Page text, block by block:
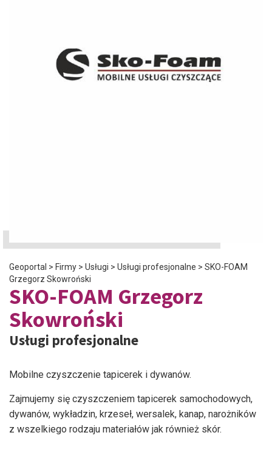
Geoportal > Firmy > Usługi > Usługi profesjonalne > SKO-FOAM
Grzegorz Skowroński
SKO-FOAM Grzegorz
Skowroński
Usługi profesjonalne
Mobilne czyszczenie tapicerek i dywanów.
Zajmujemy się czyszczeniem tapicerek samochodowych,
dywanów, wykładzin, krzeseł, wersalek, kanap, narożników
z wszelkiego rodzaju materiałów jak również skór.